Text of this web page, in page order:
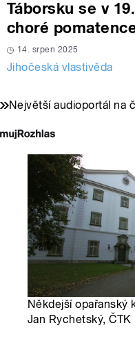
Táborsku se v
choré
14. srpen 2025
Jihočeská vlastivěda
Největší audioportál na
Někdejší opařanský
Jan Rychetský, ČTK